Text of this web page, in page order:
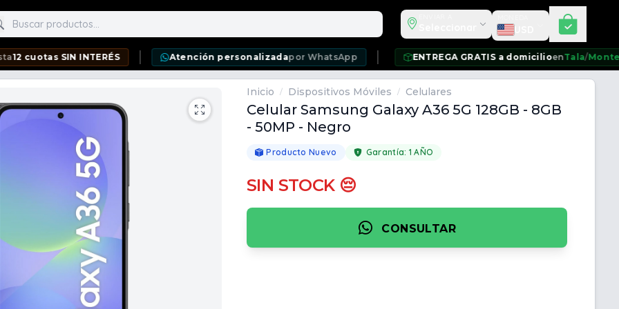
productos Seleccionar moneda
USD
SIN INTERÉS Atención personalizadapor WhatsApp ENTREGA GRATIS a domicilio enTala/ Montevideo/
Inicio / Dispositivos Móviles / Celulares
Celular Samsung Galaxy A36 5G 128GB - 8GB
- 50MP - Negro
Producto Nuevo Garantía: 1 AÑO
SIN STOCK 😔
CONSULTAR